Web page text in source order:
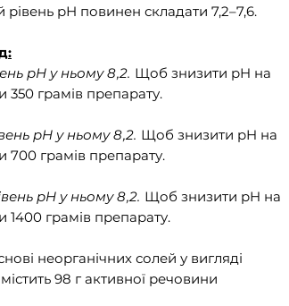
рН повинен складати 7,2–7,6.
:
pH у ньому8,2. Щоб знизити pH на
350 грамів препарату.
pH у ньому8,2. Щоб знизити pH на
700 грамів препарату.
pH у ньому8,2. Щоб знизити pH на
1400 грамів препарату.
неорганічних солей у вигляді
98 г активної речовини